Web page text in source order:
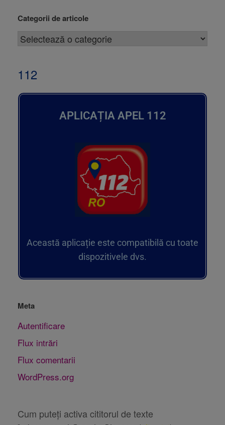
Categorii de articole
112
APLICAȚIA APEL 112
Această aplicație este compatibilă cu toate
dispozitivele dvs.
Meta
Autentificare
Flux intrări
Flux comentarii
WordPress.org
Cum puteți activa cititorul de texte